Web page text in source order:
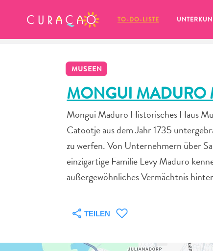
TO-DO-LISTE
MUSEEN
MONGUI MADURO
Mongui Maduro Historisches Haus
Catootje aus dem Jahr 1735
zu werfen. Von Unternehmern über
einzigartige Familie Levy Maduro
außergewöhnliches Vermächtnis
TEILEN
MEINE FAVORITEN
Es schaut so aus, als ob Sie noch
keine Lieblingsorte in Curaçao
gespeichert haben.